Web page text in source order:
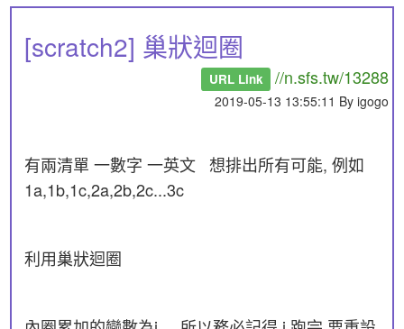
[scratch2] 巢狀迴圈
URL Link //n.sfs.tw/13288
2019-05-13 13:55:11 By igogo
有兩清單 一數字 一英文 想排出所有可能, 例如
1a,1b,1c,2a,2b,2c...3c
利用巢狀迴圈